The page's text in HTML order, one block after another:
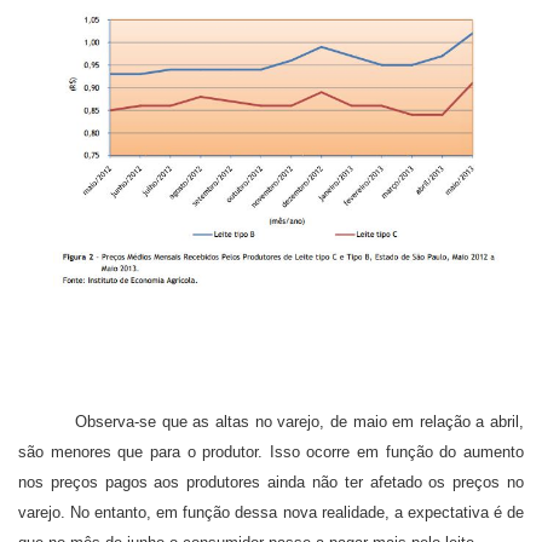
Observa-se que as altas no varejo, de maio em relação a abril,
são menores que para o produtor. Isso ocorre em função do aumento
nos preços pagos aos produtores ainda não ter afetado os preços no
varejo. No entanto, em função dessa nova realidade, a expectativa é de